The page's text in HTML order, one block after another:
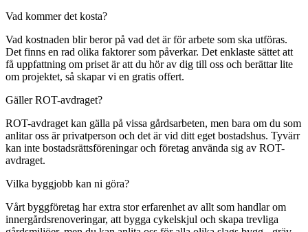
Vad kommer det kosta?
Vad kostnaden blir beror på vad det är för arbete som ska utföras.
Det finns en rad olika faktorer som påverkar. Det enklaste sättet att
få uppfattning om priset är att du hör av dig till oss och berättar lite
om projektet, så skapar vi en gratis offert.
Gäller ROT-avdraget?
ROT-avdraget kan gälla på vissa gårdsarbeten, men bara om du som
anlitar oss är privatperson och det är vid ditt eget bostadshus. Tyvärr
kan inte bostadsrättsföreningar och företag använda sig av ROT-
avdraget.
Vilka byggjobb kan ni göra?
Vårt byggföretag har extra stor erfarenhet av allt som handlar om
innergårdsrenoveringar, att bygga cykelskjul och skapa trevliga